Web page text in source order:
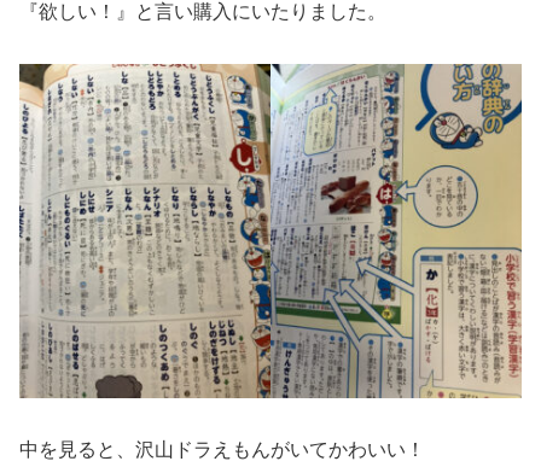
『欲しい！』と言い購入にいたりました。
中を見ると、沢山ドラえもんがいてかわいい！